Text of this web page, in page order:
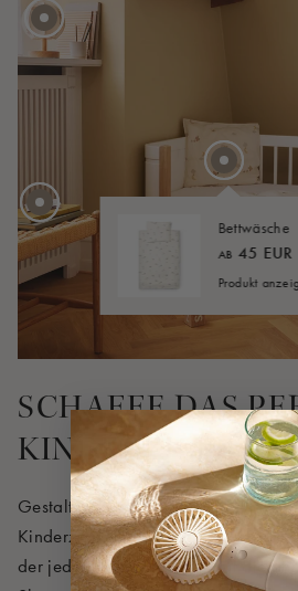
SCHAFFE DAS
KINDERZIMMER
Gestalte ein gemütliches und
Kinderzimmer mit unserer Over the
der jedes Produkt perfekt auf die
Bettwäsche
AB 45 EUR
Produkt
4 EUR